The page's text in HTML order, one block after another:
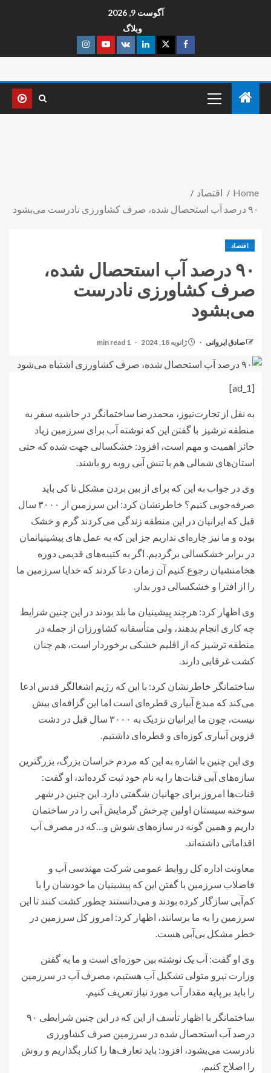
آگوست 9, 2026
وبلاگ
Home
اقتصاد
۹۰ درصد آب استحصال شده، صرف کشاورزی نادرست می‌بشود
اقتصاد
۹۰ درصد آب استحصال شده،
صرف کشاورزی نادرست
می‌بشود
صادق ایروانی ژانویه 18, 2024 1 min read
[ad_1]
به نقل از تجارت‌نیوز، محمدرضا ساختمانگر در حاشیه سفر به
منطقه ترشیز با گفتن این که نوشته آب برای سرزمین زیاد
حائز اهمیت و مهم است، افزود: خشکسالی جهت شده که حتی
استان‌های شمالی هم با تنش آبی روبه رو باشند.
وی در جواب به این که برای از بین بردن مشکل تا کی باید
صرفه‌جویی کنیم؟ خاطرنشان کرد: این سرزمین از ۳۰۰۰ سال
قبل که ایرانیان در این منطقه زندگی می‌کردند گرم و خشک
بوده و ما نیز چاره‌ای نداریم جز این که به عمل های پیشینیانمان
در برابر خشکسالی برگردیم. اگر به کتیبه‌های قدیمی دوره
هخامنشیان رجوع کنیم آن زمان دعا کردند که خدایا سرزمین ما
را از افترا و خشکسالی دور بدار.
وی اظهار کرد: هرچند پیشینیان ما بلد بودند در این چنین شرایط
چه کاری انجام بدهند، ولی متأسفانه کشاورزان از جمله در
منطقه ترشیز که از اقلیم خشکی برخوردار است، هم چنان
کشت غرقابی دارند.
ساختمانگر خاطرنشان کرد: با این که رژیم اشغالگر قدس ادعا
می‌کند که مبدع آبیاری قطره‌ای است اما این گزافه‌ای بیش
نیست، چون ما ایرانیان نزدیک به ۳۰۰۰ سال قبل در دشت
قزوین آبیاری کوزه‌ای و قطره‌ای داشتیم.
وی این چنین با اشاره به این که مردم خراسان بزرگ، بزرگترین
سازه‌های آبی قنات‌ها را به نام خود ثبت کرده‌اند، او گفت:
قنات‌ها امروز برای جهانیان شگفتی دارد. این چنین در شهر
سوخته سیستان اولین چرخش گرمایش آبی را در ساختمان
داریم و همین گونه در سازه‌های شوش و…که در مصرف آب
اقداماتی داشته‌اند.
معاونت اداره کل روابط عمومی شرکت مهندسی آب و
فاضلاب سرزمین با گفتن این که پیشینیان ما خودشان را با
کم‌آبی سازگار کرده‌ بودند و می‌دانستند چطور کشت کنند تا این
سرزمین را به ما برسانند، اظهار کرد: امروز کل سرزمین در
خطر مشکل بی‌آبی هست.
وی او گفت: آب یک نوشته بین حوزه‌ای است و ما به گفتن
وزارت نیرو متولی تشکیل آب هستیم، مصرف آب در سرزمین
را باید بر پایه مقدار آب مورد نیاز تعریف کنیم.
ساختمانگر با اظهار تأسف از این که در این چنین شرایطی ۹۰
درصد آب استحصال شده در سرزمین صرف کشاورزی
نادرست می‌بشود، افزود: باید تعارف‌ها را کنار بگذاریم و روش
را اصلاح کنیم.